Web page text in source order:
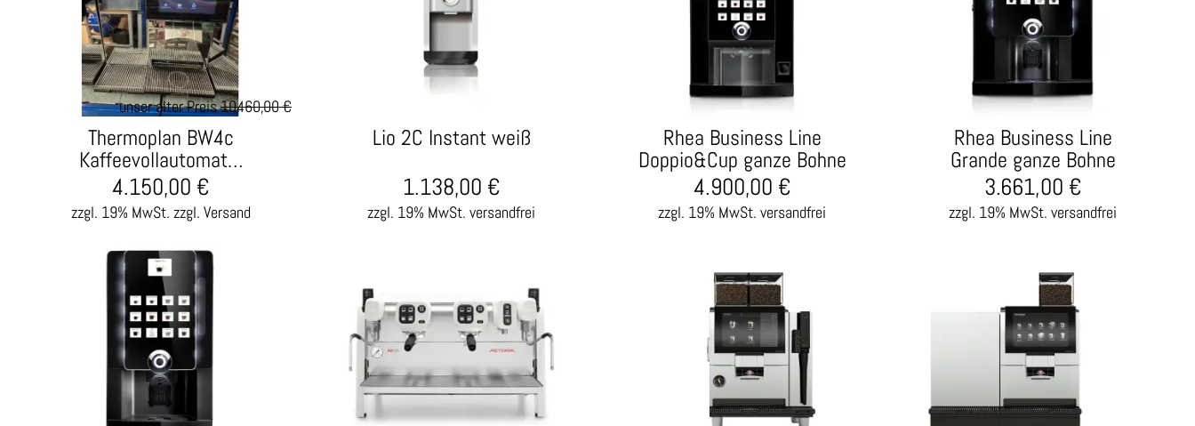
unser alter Preis10.460,00 €
Thermoplan BW4c
Kaffeevollautomat…
zzgl. 19% MwSt. zzgl. Versand
4.150,00 €
Lio 2C Instant weiß
zzgl. 19% MwSt. versandfrei
1.138,00 €
Rhea Business Line
Doppio&Cup ganze Bohne
zzgl. 19% MwSt. versandfrei
4.900,00 €
Rhea Business Line
Grande ganze Bohne
zzgl. 19% MwSt. versandfrei
3.661,00 €